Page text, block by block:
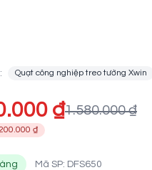
Quạt công nghiệp treo tường Xwin
₫1.580.000 ₫
₫
Mã SP: DFS650